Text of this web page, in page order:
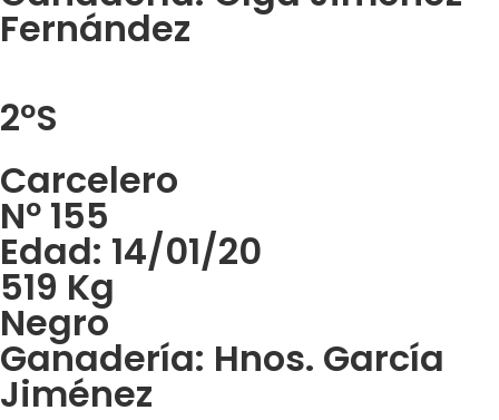
Fernández
2ºS
Carcelero
Nº 155
Edad: 14/01/20
519 Kg
Negro
Ganadería: Hnos. García
Jiménez